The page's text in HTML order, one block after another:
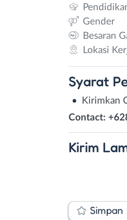
Gender
Besaran
Lokasi
Syarat
Kirimkan
Contact:
Kirim
Simpan